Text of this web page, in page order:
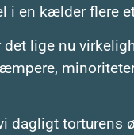
i en kælder flere
det lige nu
dagligt